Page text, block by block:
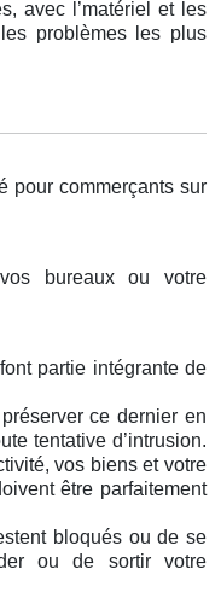
avec l’matériel et les
problèmes les plus
pour commerçants sur
bureaux ou votre
font partie intégrante de
ce dernier en
tentative d’intrusion.
vos biens et votre
être parfaitement
bloqués ou de se
ou de sortir votre